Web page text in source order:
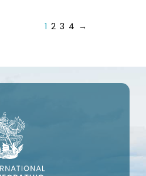
1 2 3 4 →